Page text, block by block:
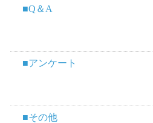
■Q＆A
■アンケート
■その他